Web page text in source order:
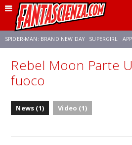
SPIDER-MAN: BRAND NEW DAY SUPERGIRL
FRANCO RICCIARDIELLO ZENDAYA STAR TREK
NETFLIX SADIE SINK CELIA ROSE GOODING
Rebel Moon Parte
fuoco
News (1) Video (1)